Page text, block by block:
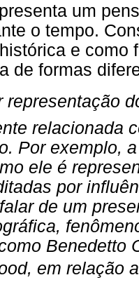
um
o tempo.
e como
de formas
representação
relacionada
Por exemplo,
ele é
por
de um
Benedetto
em relação